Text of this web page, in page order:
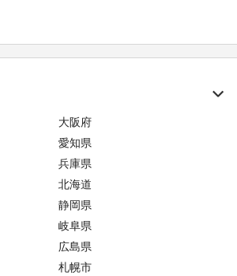
大阪府
愛知県
兵庫県
北海道
静岡県
岐阜県
広島県
札幌市